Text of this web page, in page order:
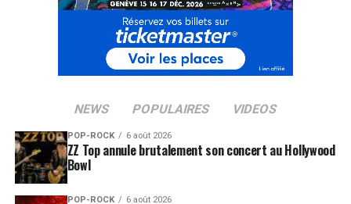
d’un vampire en pyjama, le texte le plus personnel
qu’il ait jamais écrit.
A noter que les albums deDionysossont disponibles sur
etAmazon!
Label : Sony
Date de sortie :29 janvier 2016
SUJETS ASSOCIÉS:
NEWS POPULAIRES VIDEOS
POP-ROCK 6 août 2026
ZZ Top annule brutalement son concert au Hollywood
Bowl
POP-ROCK 6 août 2026